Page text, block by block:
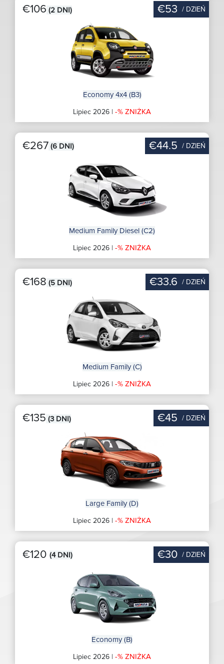
€106 (2 DNI) €53 / DZIEŃ
Economy 4x4 (B3)
Lipiec 2026 | -% ZNIŻKA
€267 (6 DNI) €44.5 / DZIEŃ
Medium Family Diesel (C2)
Lipiec 2026 | -% ZNIŻKA
€168 (5 DNI) €33.6 / DZIEŃ
Medium Family (C)
Lipiec 2026 | -% ZNIŻKA
€135 (3 DNI) €45 / DZIEŃ
Large Family (D)
Lipiec 2026 | -% ZNIŻKA
€120 (4 DNI) €30 / DZIEŃ
Economy (B)
Lipiec 2026 | -% ZNIŻKA